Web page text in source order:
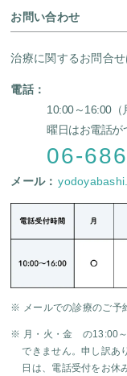
お問い合わせ
治療に関するお問合
電話：
10:00～16:00（
曜日はお電話が
06-
メール：
※ メールでの診療のご予
※ 月・火・金 の13:00～
できません。申し訳あ
日は、電話受付をお休